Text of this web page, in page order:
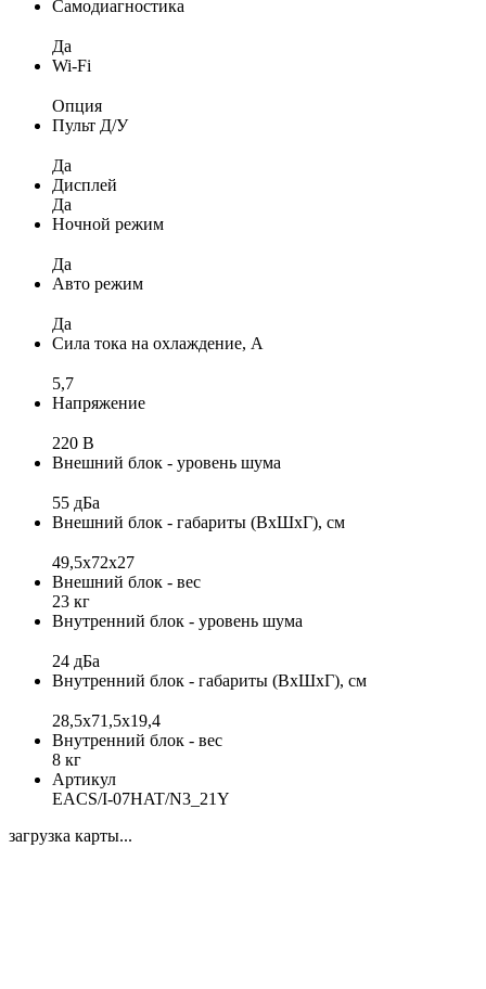
Самодиагностика
Да
Wi-Fi
Опция
Пульт Д/У
Да
Дисплей
Да
Ночной режим
Да
Авто режим
Да
Сила тока на охлаждение, А
5,7
Напряжение
220 В
Внешний блок - уровень шума
55 дБа
Внешний блок - габариты (ВхШхГ), см
49,5х72х27
Внешний блок - вес
23 кг
Внутренний блок - уровень шума
24 дБа
Внутренний блок - габариты (ВхШхГ), см
28,5x71,5x19,4
Внутренний блок - вес
8 кг
Артикул
EACS/I-07HAT/N3_21Y
загрузка карты...